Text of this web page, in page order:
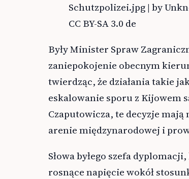
Schutzpolizei.jpg | by
CC BY-SA 3.0 de
Były Minister Spraw
zaniepokojenie obecnym
twierdząc, że działania takie
eskalowanie sporu z Kijowem
Czaputowicza, te decyzje
arenie międzynarodowej i
Słowa byłego szefa
rosnące napięcie wokół